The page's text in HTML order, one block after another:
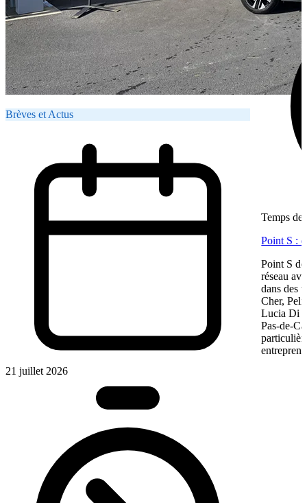
Brèves et Actus
21 juillet 2026
Temps de
Point S :
Point S
réseau
dans des
Cher,
Lucia Di
Pas-de-